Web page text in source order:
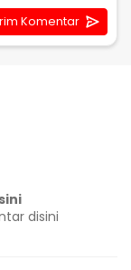
disini